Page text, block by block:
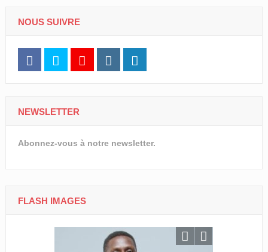
NOUS SUIVRE
NEWSLETTER
Abonnez-vous à notre newsletter.
FLASH IMAGES